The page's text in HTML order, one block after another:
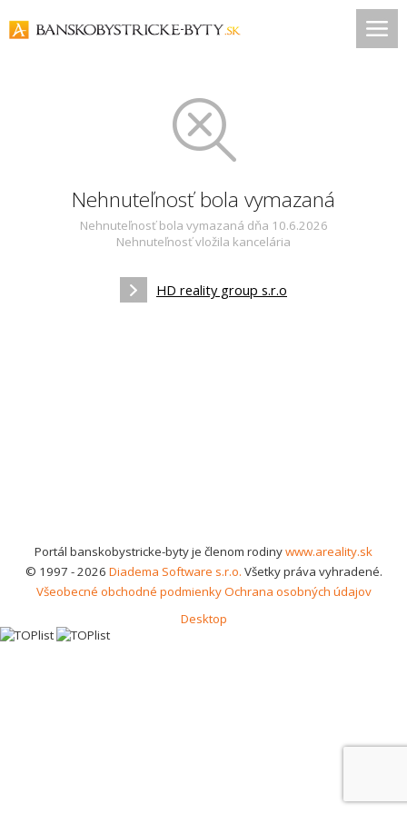
Nehnuteľnosť bola vymazaná
Nehnuteľnosť bola vymazaná dňa 10.6.2026
Nehnuteľnosť vložila kancelária
HD reality group s.r.o
Portál banskobystricke-byty je členom rodinywww.areality.sk
© 1997 - 2026 Diadema Software s.r.o. Všetky práva vyhradené.
Všeobecné obchodné podmienkyOchrana osobných údajov
Desktop